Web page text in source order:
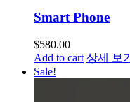
Smart Phone
$580.00
Add to cart 상세 보기
Sale!